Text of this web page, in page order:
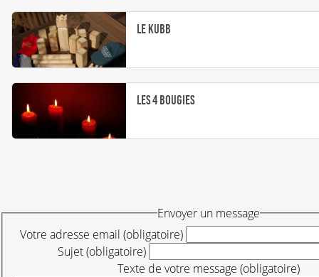
Le Kubb
Les 4 bougies
Envoyer un message
Votre adresse email (obligatoire)
Sujet (obligatoire)
Texte de votre message (obligatoire)